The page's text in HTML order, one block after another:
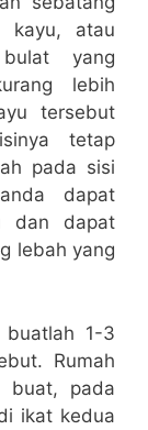
kayu, atau
yang
lebih
tersebut
tetap
pada sisi
dapat
dan dapat
lebah yang
1-3
Rumah
buat, pada
ikat kedua